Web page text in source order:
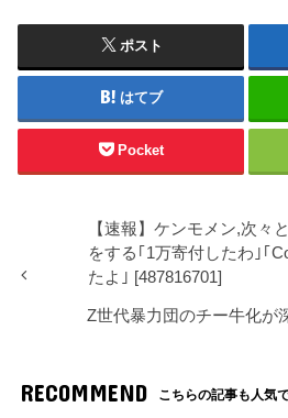
ポスト
はてブ
Pocket
【速報】ケンモメン,次々
をする｢1万寄付したわ｣｢
たよ｣ [487816701]
Z世代暴力団のチー牛化が
RECOMMEND こちらの記事も人気で